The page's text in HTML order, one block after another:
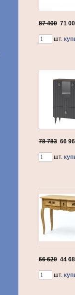
87 400 71
шт.
78 783 66
шт.
66 620 44
шт.